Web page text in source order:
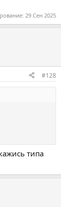
29 Сен 2025
#128
типа